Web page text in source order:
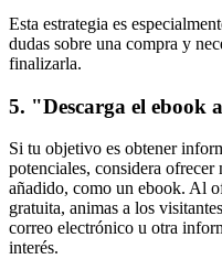
Esta estrategia es
dudas sobre una compra y
finalizarla.
5. "Descarga el ebook
Si tu objetivo es obtener
potenciales, considera
añadido, como un ebook. Al
gratuita, animas a los
correo electrónico u otra
interés.